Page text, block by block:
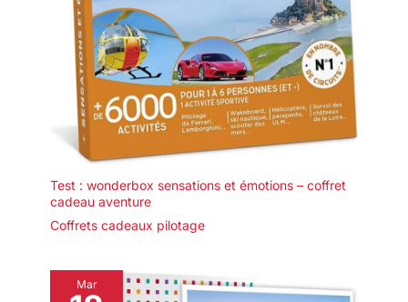
Test : wonderbox sensations et émotions – coffret
cadeau aventure
Coffrets cadeaux pilotage
Mar